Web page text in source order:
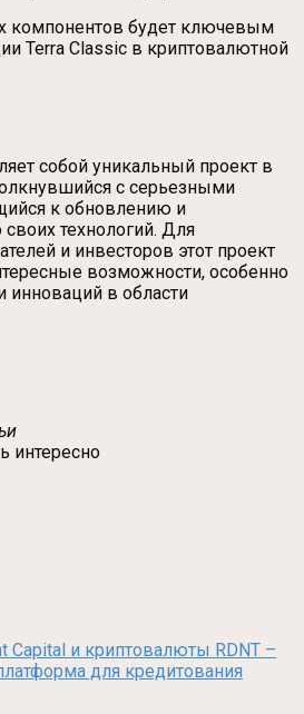
компонентов будет ключевым
Terra Classic в криптовалютной
собой уникальный проект в
с серьезными
к обновлению и
технологий. Для
и инвесторов этот проект
возможности, особенно
инноваций в области
интересно
Capital и криптовалюты RDNT –
для кредитования